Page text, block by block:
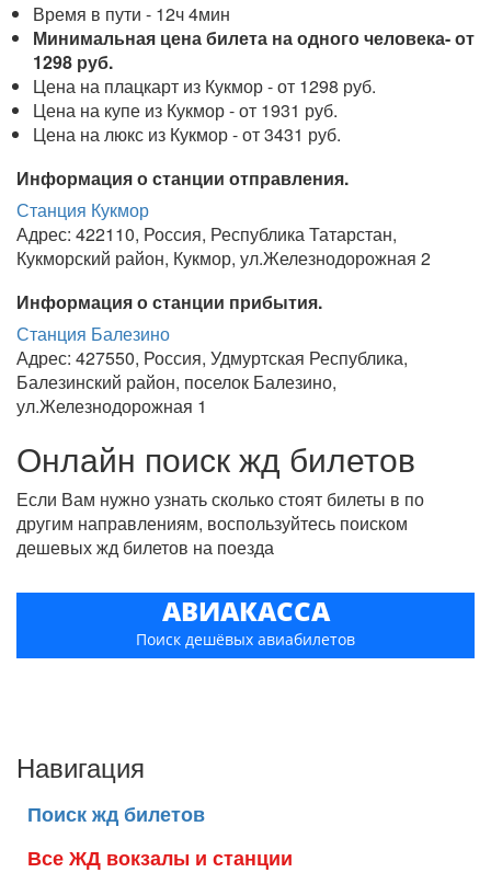
Время в пути - 12ч 4мин
Минимальная цена билета на одного человека- от
1298 руб.
Цена на плацкарт из Кукмор - от 1298 руб.
Цена на купе из Кукмор - от 1931 руб.
Цена на люкс из Кукмор - от 3431 руб.
Информация о станции отправления.
Станция Кукмор
Адрес: 422110, Россия, Республика Татарстан,
Кукморский район, Кукмор, ул.Железнодорожная 2
Информация о станции прибытия.
Станция Балезино
Адрес: 427550, Россия, Удмуртская Республика,
Балезинский район, поселок Балезино,
ул.Железнодорожная 1
Онлайн поиск жд билетов
Если Вам нужно узнать сколько стоят билеты в по
другим направлениям, воспользуйтесь поиском
дешевых жд билетов на поезда
АВИАКАССА
Поиск дешёвых авиабилетов
Навигация
Поиск жд билетов
Все ЖД вокзалы и станции